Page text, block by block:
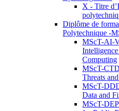
X - Titre
Diplôme de
Polytechnique -
MScT-AI-
Computing
MScT-
Threats
MScT-
Data and
MScT-